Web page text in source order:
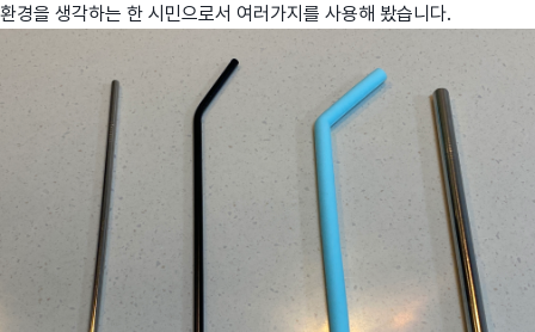
환경을 생각하는 한 시민으로서 여러가지를 사용해 봤습니다.